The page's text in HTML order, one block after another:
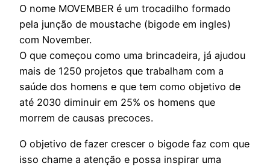
O nome MOVEMBER é um trocadilho formado
pela junção de moustache (bigode em ingles)
com November.
O que começou como uma brincadeira, já ajudou
mais de 1250 projetos que trabalham com a
saúde dos homens e que tem como objetivo de
até 2030 diminuir em 25% os homens que
morrem de causas precoces.
O objetivo de fazer crescer o bigode faz com que
isso chame a atenção e possa inspirar uma